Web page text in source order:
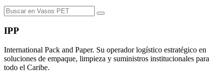
IPP
International Pack and Paper. Su operador logístico estratégico en
soluciones de empaque, limpieza y suministros institucionales para
todo el Caribe.